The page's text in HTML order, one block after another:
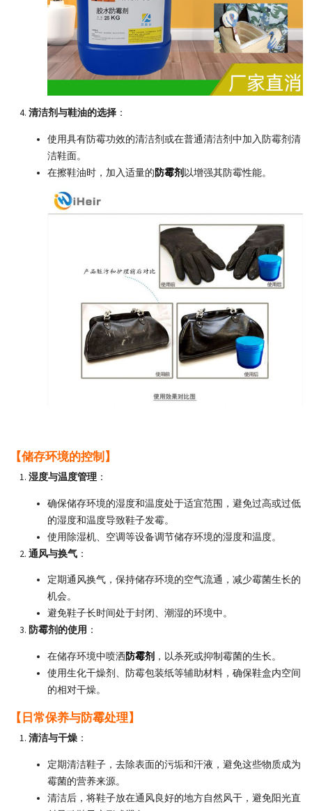
清洁剂与鞋油的选择：
使用具有防霉功效的清洁剂或在普通清洁剂中加入防霉剂清
洁鞋面。
在擦鞋油时，加入适量的防霉剂 以增强其防霉性能。
【储存环境的控制】
湿度与温度管理：
确保储存环境的湿度和温度处于适宜范围，避免过高或过低
的湿度和温度导致鞋子发霉。
使用除湿机、空调等设备调节储存环境的湿度和温度。
通风与换气：
定期通风换气，保持储存环境的空气流通，减少霉菌生长的
机会。
避免鞋子长时间处于封闭、潮湿的环境中。
防霉剂的使用 ：
在储存环境中喷洒防霉剂 ，以杀死或抑制霉菌的生长。
使用生化干燥剂、防霉包装纸等辅助材料，确保鞋盒内空间
的相对干燥。
【日常保养与防霉处理】
清洁与干燥：
定期清洁鞋子，去除表面的污垢和汗液，避免这些物质成为
霉菌的营养来源。
清洁后，将鞋子放在通风良好的地方自然风干，避免阳光直